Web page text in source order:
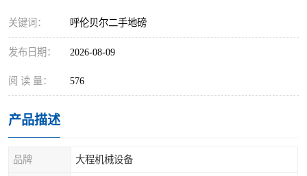
关键词： 呼伦贝尔二手地磅
发布日期： 2026-08-09
阅 读 量： 576
产品描述
品牌 大程机械设备